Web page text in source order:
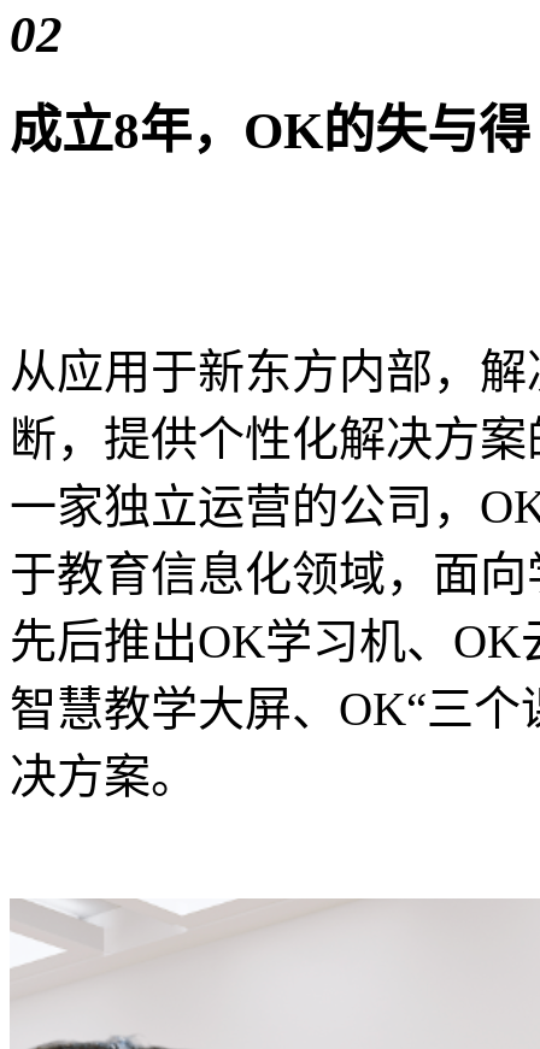
02
成立8年，OK的失与得
从应用于新东方内部，
断，提供个性化解决方
一家独立运营的公司，
于教育信息化领域，面
先后推出OK学习机、
智慧教学大屏、OK“三
决方案。